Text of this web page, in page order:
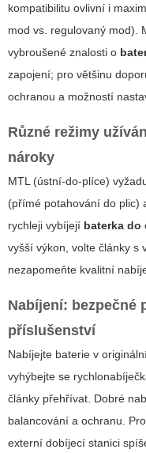
kompatibilitu ovlivní i
mod vs. regulovaný mod).
vybroušené znalosti o
zapojení; pro většinu
ochranou a možností
Různé režimy
nároky
MTL (ústní-do-plíce)
(přímé potahování do plic)
rychleji vybíjejí baterka do
vyšší výkon, volte články s
nezapomeňte kvalitní
Nabíjení: bezpečné
příslušenství
Nabíjejte baterie v
vyhýbejte se
články přehřívat. Dobré
balancování a ochranu.
externí dobíjecí stanici